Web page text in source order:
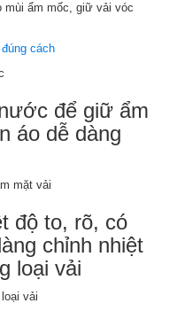
mùi ẩm mốc, giữ vải vóc
cách
để giữ ẩm
áo dễ dàng
độ to, rõ, có
chỉnh nhiệt
loại vải